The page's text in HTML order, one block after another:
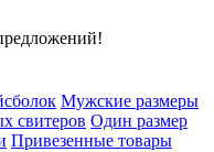
Мужские размеры
свитеров Один размер
Привезенные товары